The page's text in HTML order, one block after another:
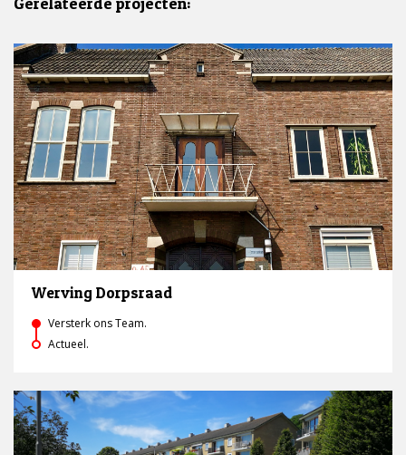
Werving Dorpsraad
Versterk ons Team.
Actueel.